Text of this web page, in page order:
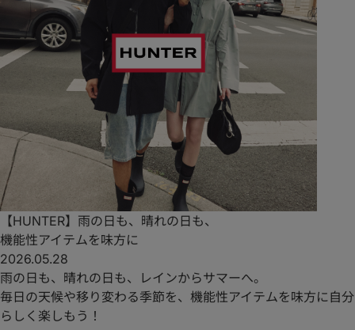
【HUNTER】雨の日も、晴れの日も、
機能性アイテムを味方に
2026.05.28
雨の日も、晴れの日も、レインからサマーへ。
毎日の天候や移り変わる季節を、機能性アイテムを味方に自分
らしく楽しもう！